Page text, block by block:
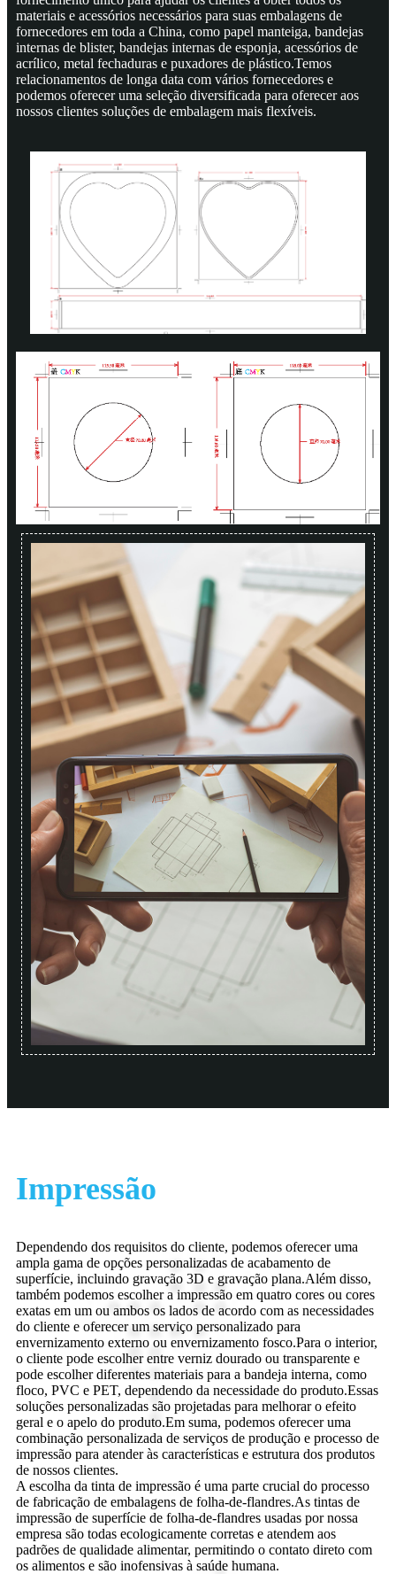
materiais e acessórios necessários para suas embalagens de
fornecedores em toda a China, como papel manteiga, bandejas
internas de blister, bandejas internas de esponja, acessórios de
acrílico, metal fechaduras e puxadores de plástico.Temos
relacionamentos de longa data com vários fornecedores e
podemos oferecer uma seleção diversificada para oferecer aos
nossos clientes soluções de embalagem mais flexíveis.
Impressão
Dependendo dos requisitos do cliente, podemos oferecer uma
ampla gama de opções personalizadas de acabamento de
superfície, incluindo gravação 3D e gravação plana.Além disso,
também podemos escolher a impressão em quatro cores ou cores
exatas em um ou ambos os lados de acordo com as necessidades
do cliente e oferecer um serviço personalizado para
envernizamento externo ou envernizamento fosco.Para o interior,
o cliente pode escolher entre verniz dourado ou transparente e
pode escolher diferentes materiais para a bandeja interna, como
floco, PVC e PET, dependendo da necessidade do produto.Essas
soluções personalizadas são projetadas para melhorar o efeito
geral e o apelo do produto.Em suma, podemos oferecer uma
combinação personalizada de serviços de produção e processo de
impressão para atender às características e estrutura dos produtos
de nossos clientes.
A escolha da tinta de impressão é uma parte crucial do processo
de fabricação de embalagens de folha-de-flandres.As tintas de
impressão de superfície de folha-de-flandres usadas por nossa
empresa são todas ecologicamente corretas e atendem aos
padrões de qualidade alimentar, permitindo o contato direto com
os alimentos e são inofensivas à saúde humana.